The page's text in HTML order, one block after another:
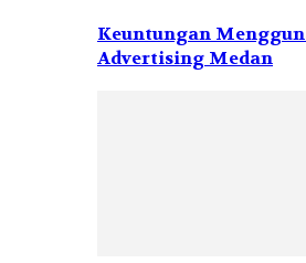
Keuntungan
Advertising Medan